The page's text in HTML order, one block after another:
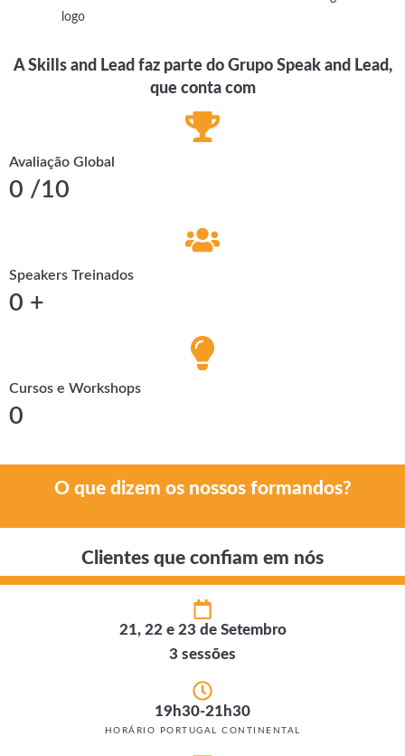
A Skills and Lead faz parte do Grupo Speak and Lead,
que conta com
Avaliação Global
0 /10
Speakers Treinados
0 +
Cursos e Workshops
0
O que dizem os nossos formandos?
Clientes que confiam em nós
21, 22 e 23 de Setembro
3 sessões
19h30-21h30
HORÁRIO PORTUGAL CONTINENTAL